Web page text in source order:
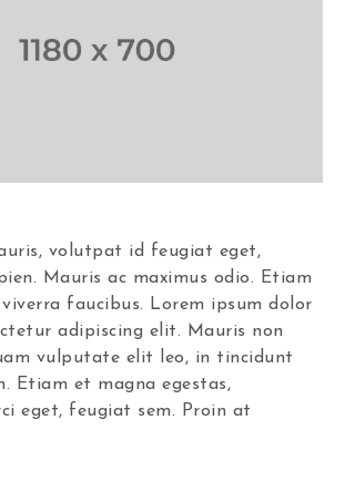
volutpat id feugiat eget,
Mauris ac maximus odio. Etiam
faucibus. Lorem ipsum dolor
adipiscing elit. Mauris non
vulputate elit leo, in tincidunt
Etiam et magna egestas,
eget, feugiat sem. Proin at